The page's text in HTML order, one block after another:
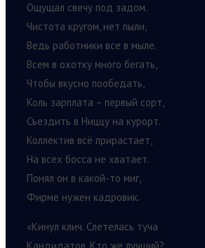
Ощущал свечу под задом.
Чистота кругом, нет пыли,
Ведь работники все в мыле.
Всем в охотку много бегать,
Чтобы вкусно пообедать,
Коль зарплата – первый сорт,
Съездить в Ниццу на курорт.
Коллектив всё прирастает,
На всех босса не хватает.
Понял он в какой-то миг,
Фирме нужен кадровик.
«Кинул клич. Слетелась туча